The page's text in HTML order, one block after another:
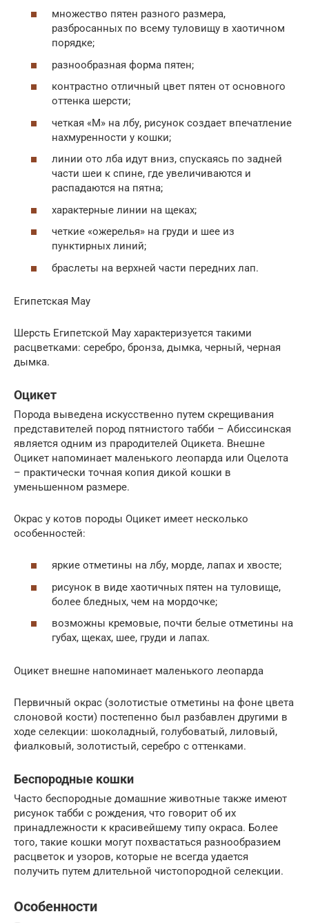
множество пятен разного размера,
разбросанных по всему туловищу в хаотичном
порядке;
разнообразная форма пятен;
контрастно отличный цвет пятен от основного
оттенка шерсти;
четкая «М» на лбу, рисунок создает впечатление
нахмуренности у кошки;
линии ото лба идут вниз, спускаясь по задней
части шеи к спине, где увеличиваются и
распадаются на пятна;
характерные линии на щеках;
четкие «ожерелья» на груди и шее из
пунктирных линий;
браслеты на верхней части передних лап.
Египетская Мау
Шерсть Египетской Мау характеризуется такими
расцветками: серебро, бронза, дымка, черный, черная
дымка.
Оцикет
Порода выведена искусственно путем скрещивания
представителей пород пятнистого табби – Абиссинская
является одним из прародителей Оцикета. Внешне
Оцикет напоминает маленького леопарда или Оцелота
– практически точная копия дикой кошки в
уменьшенном размере.
Окрас у котов породы Оцикет имеет несколько
особенностей:
яркие отметины на лбу, морде, лапах и хвосте;
рисунок в виде хаотичных пятен на туловище,
более бледных, чем на мордочке;
возможны кремовые, почти белые отметины на
губах, щеках, шее, груди и лапах.
Оцикет внешне напоминает маленького леопарда
Первичный окрас (золотистые отметины на фоне цвета
слоновой кости) постепенно был разбавлен другими в
ходе селекции: шоколадный, голубоватый, лиловый,
фиалковый, золотистый, серебро с оттенками.
Беспородные кошки
Часто беспородные домашние животные также имеют
рисунок табби с рождения, что говорит об их
принадлежности к красивейшему типу окраса. Более
того, такие кошки могут похвастаться разнообразием
расцветок и узоров, которые не всегда удается
получить путем длительной чистопородной селекции.
Особенности